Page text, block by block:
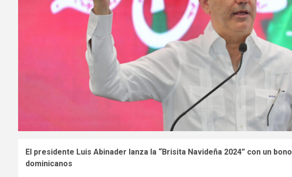
El presidente Luis Abinader lanza la “Brisita Navideña 2024” con un
dominicanos